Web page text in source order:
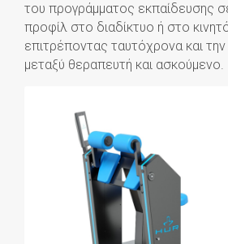
του προγράμματος εκπαίδευσης
προφίλ στο διαδίκτυο ή στο
επιτρέποντας ταυτόχρονα και την
μεταξύ θεραπευτή και ασκούμενο.